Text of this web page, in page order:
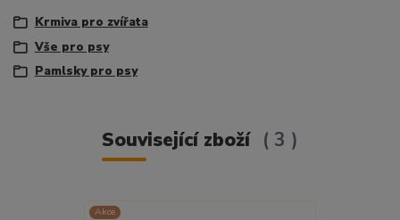
Krmiva pro zvířata
Vše pro psy
Pamlsky pro psy
Související zboží 3
Akce